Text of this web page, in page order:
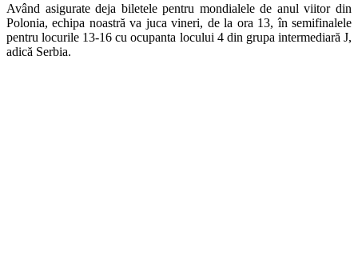
Având asigurate deja biletele pentru mondialele de anul viitor din
Polonia, echipa noastră va juca vineri, de la ora 13, în semifinalele
pentru locurile 13-16 cu ocupanta locului 4 din grupa intermediară J,
adică Serbia.